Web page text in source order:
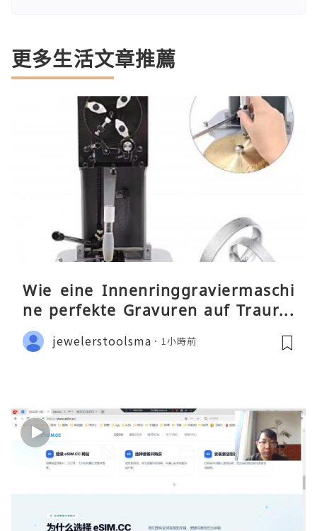
更多生活文章推薦
Wie eine Innenringgraviermaschi
ne perfekte Gravuren auf Traurin
gen ermöglicht
jewelerstoolsma 1小時前